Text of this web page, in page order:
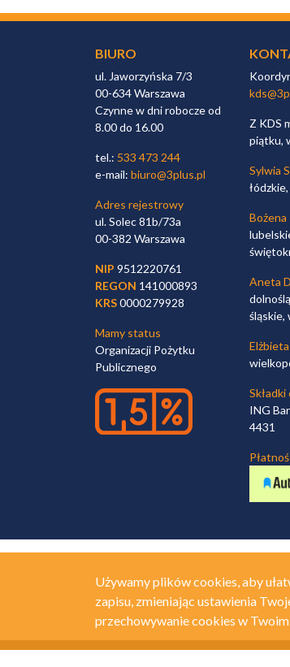
BIURO
ul. Jaworzyńska 7/3
00-634 Warszawa
Czynne w dni robocze od
8.00 do 16.00
tel.: 533 473 244
e-mail: biuro@3plus.pl
Adres rejestrowy
ul. Solec 81b/73a
00-382 Warszawa
NIP 9512220761
REGON 141000893
KRS0000279928
Mamy status
Organizacji Pożytku
Publicznego
Z KDS
piątku,
Sylwia
Aneta
śląskie,
ING
4431
Używamy plików cookies, aby
zapisu, zmieniając ustawienia
przechowywanie cookies w